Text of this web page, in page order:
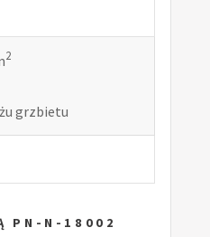
2
grzbietu
PN-N-18002